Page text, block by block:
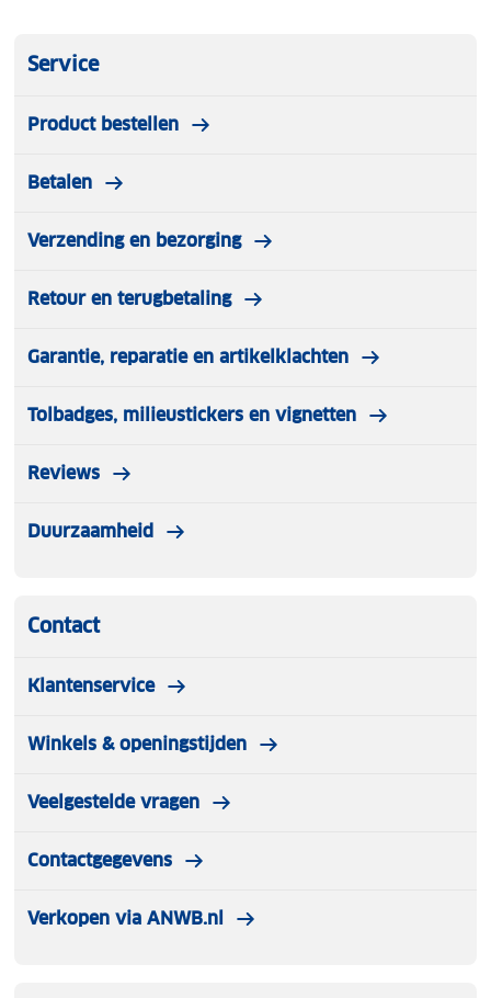
✔ Universeel bruikbaar: Geschikt voor de meeste
waterdichtheid.
Met dit hoesje kun je kristalheldere foto's maken en
uitdagende omstandigheden.
Service
Product bestellen
Betalen
Verzending en bezorging
Retour en terugbetaling
Garantie, reparatie en artikelklachten
Tolbadges, milieustickers en vignetten
Reviews
Duurzaamheid
Contact
Klantenservice
Winkels & openingstijden
Veelgestelde vragen
Contactgegevens
Verkopen via ANWB.nl